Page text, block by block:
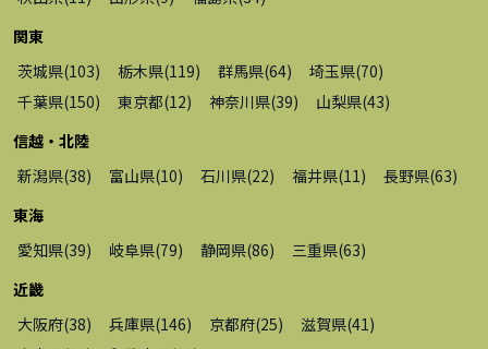
関東
茨城県(103) 栃木県(119) 群馬県(64) 埼玉県(70)
千葉県(150) 東京都(12) 神奈川県(39) 山梨県(43)
信越・北陸
新潟県(38) 富山県(10) 石川県(22) 福井県(11) 長野県(63)
東海
愛知県(39) 岐阜県(79) 静岡県(86) 三重県(63)
近畿
大阪府(38) 兵庫県(146) 京都府(25) 滋賀県(41)